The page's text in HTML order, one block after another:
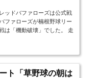
ッドバファローズは公式戦
ファローズが楠根野球リー
は「機動破壊」でした。 走
必ず初球盗塁のみです。 し
で３人が刺されまし
チャーが非常に牽制がうま
テクニックを持っている技
ト「草野球の朝は